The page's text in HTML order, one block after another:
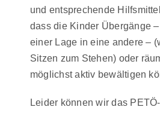
und entsprechende
dass die Kinder Übergänge
einer Lage in eine andere –
Sitzen zum Stehen) oder
möglichst aktiv bewältigen
Leider können wir das